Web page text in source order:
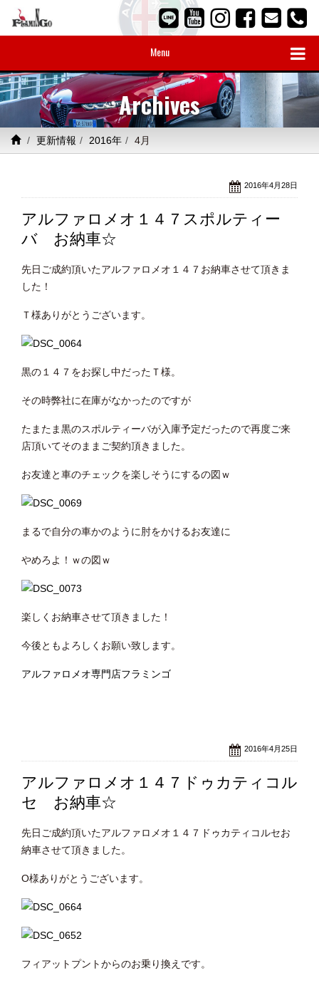
Menu
Archives
更新情報 2016年 4月
2016年4月28日
アルファロメオ１４７スポルティー
バ お納車☆
先日ご成約頂いたアルファロメオ１４７お納車させて頂きま
した！
Ｔ様ありがとうございます。
黒の１４７をお探し中だったＴ様。
その時弊社に在庫がなかったのですが
たまたま黒のスポルティーバが入庫予定だったので再度ご来
店頂いてそのままご契約頂きました。
お友達と車のチェックを楽しそうにするの図ｗ
まるで自分の車かのように肘をかけるお友達に
やめろよ！ｗの図ｗ
楽しくお納車させて頂きました！
今後ともよろしくお願い致します。
アルファロメオ専門店フラミンゴ
2016年4月25日
アルファロメオ１４７ドゥカティコル
セ お納車☆
先日ご成約頂いたアルファロメオ１４７ドゥカティコルセお
納車させて頂きました。
O様ありがとうございます。
フィアットプントからのお乗り換えです。